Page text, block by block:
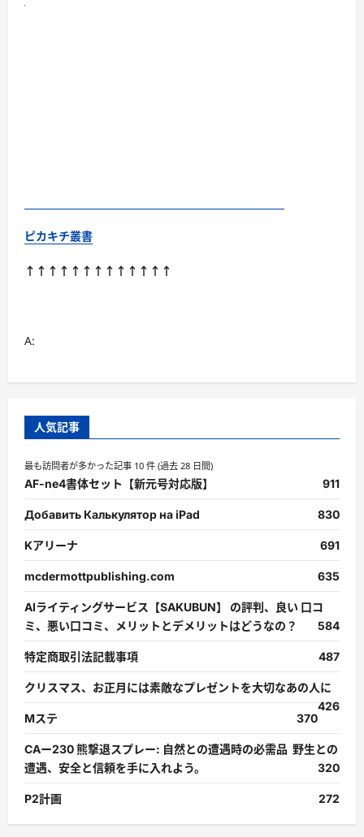
ピカキチ叢書
↑↑↑↑↑↑↑↑↑↑↑↑↑
A:
人気記事
最も訪問者が多かった記事 10 件 (過去 28 日間)
AF-ne4書体セット【新元号対応版】 911
Добавить Калькулятор на iPad 830
Kアリーナ 691
mcdermottpublishing.com 635
AIライティングサービス【SAKUBUN】 の評判、良い 口コ
ミ、悪い口コミ、メリットとデメリットはどうなの？
584
特定商取引法記載事項 487
クリスマス、お正月には素敵なプレゼントを大切なあの人に
426
Mステ
370
CAー230 熊撃退スプレー: 自然との遭遇時の必需品 野生との
遭遇、安全と信頼を手に入れよう。
320
P2計画 272